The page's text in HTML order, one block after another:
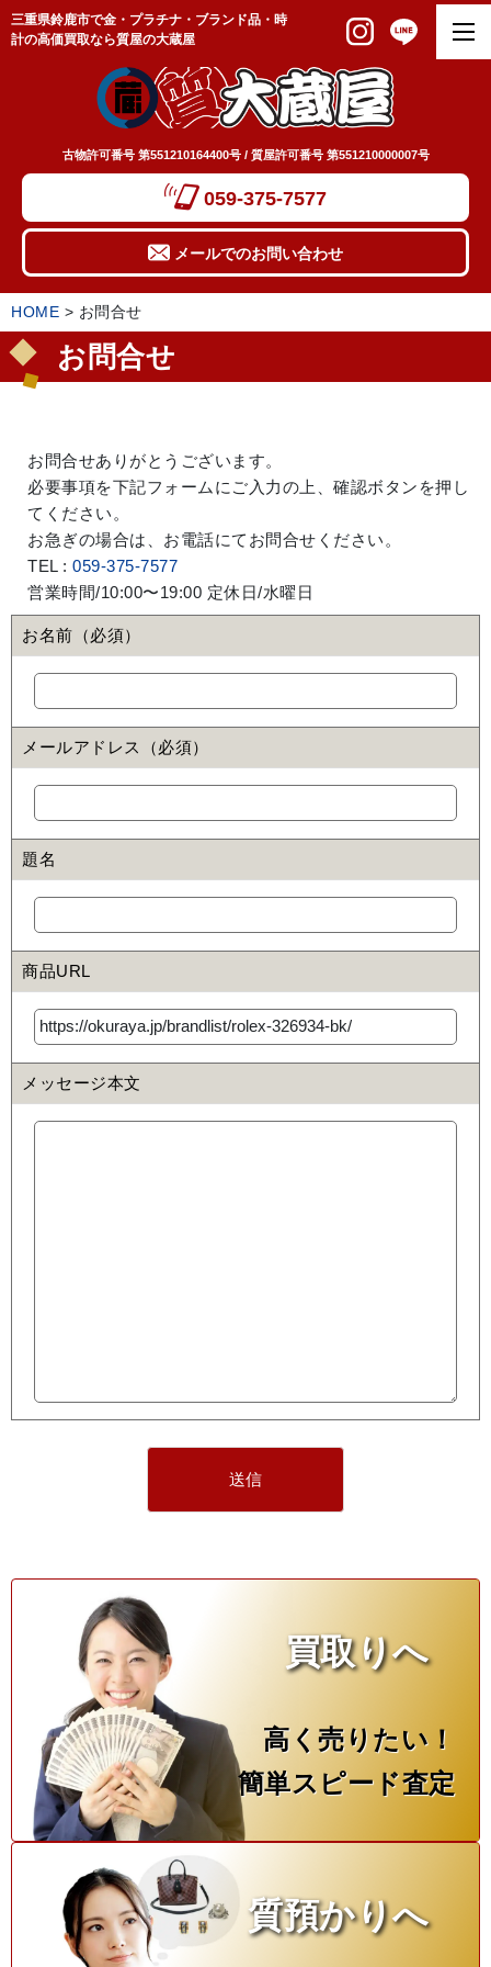
三重県鈴鹿市で金・プラチナ・ブランド品・時
計の高価買取なら質屋の大蔵屋
古物許可番号 第551210164400号 / 質屋許可番号 第551210000007号
059-375-7577
メールでのお問い合わせ
HOME > お問合せ
お問合せ
お問合せありがとうございます。
必要事項を下記フォームにご入力の上、確認ボタンを押し
てください。
お急ぎの場合は、お電話にてお問合せください。
TEL : 059-375-7577
営業時間/10:00〜19:00 定休日/水曜日
お名前（必須）
メールアドレス（必須）
題名
商品URL
メッセージ本文
買取りへ
高く売りたい！
簡単スピード査定
質預かりへ